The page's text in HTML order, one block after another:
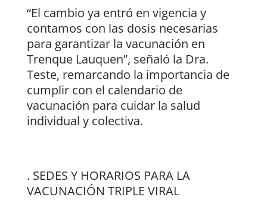
“El cambio ya entró en vigencia y
contamos con las dosis necesarias
para garantizar la vacunación en
Trenque Lauquen”, señaló la Dra.
Teste, remarcando la importancia de
cumplir con el calendario de
vacunación para cuidar la salud
individual y colectiva.
. SEDES Y HORARIOS PARA LA
VACUNACIÓN TRIPLE VIRAL